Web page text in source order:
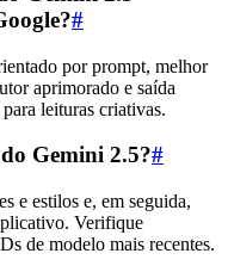
#
por prompt, melhor
aprimorado e saída
leituras criativas.
Gemini 2.5?#
e estilos e, em seguida,
Verifique
de modelo mais recentes.